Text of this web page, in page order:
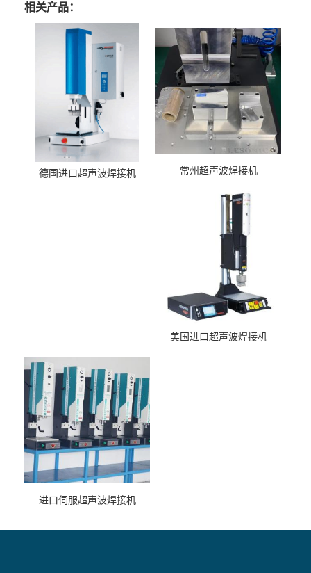
相关产品：
德国进口超声波焊接机 常州超声波焊接机
美国进口超声波焊接机
进口伺服超声波焊接机